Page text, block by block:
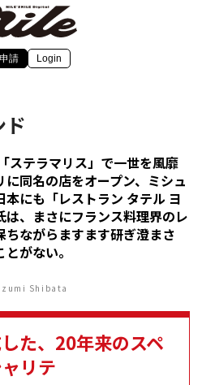
請 Login
ステラマリス」で一世を風靡
に同名の店をオープン、ミシュ
にも「レストラン タテル ヨ
、まさにフランス料理界のレ
ながらますます研ぎ澄まさ
がない。
Shibata
た、20年来のスペ
リテ